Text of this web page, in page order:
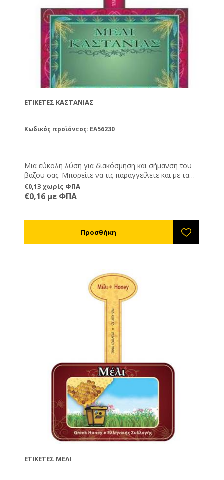
ΕΤΙΚΈΤΕΣ ΚΑΣΤΑΝΙΆΣ
Κωδικός προϊόντος: EA56230
Μια εύκολη λύση για διακόσμηση και σήμανση του
βάζου σας. Μπορείτε να τις παραγγείλετε και με τα
στοιχεία σας εκτυπωμένα, καθώς και ημερομηνία
παραγωγής, λήξης και καθαρό βάρος.
€0,13 χωρίς ΦΠΑ
€0,16 με ΦΠΑ
ΕΤΙΚΈΤΕΣ ΜΈΛΙ